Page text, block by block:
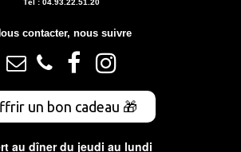
Tél : 04.93.22.51.20
contacter, nous suivre
   
un bon cadeau 🎁
au dîner du jeudi au lundi